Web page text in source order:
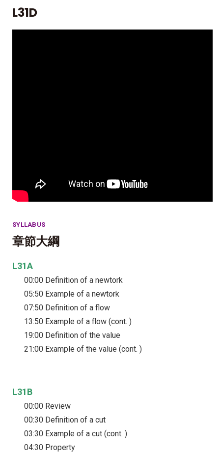
L31D
SYLLABUS
章節大綱
L31A
00:00 Definition of a newtork
05:50 Example of a newtork
07:50 Definition of a flow
13:50 Example of a flow (cont. )
19:00 Definition of the value
21:00 Example of the value (cont. )
L31B
00:00 Review
00:30 Definition of a cut
03:30 Example of a cut (cont. )
04:30 Property